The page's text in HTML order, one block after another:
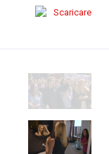
Scaricare